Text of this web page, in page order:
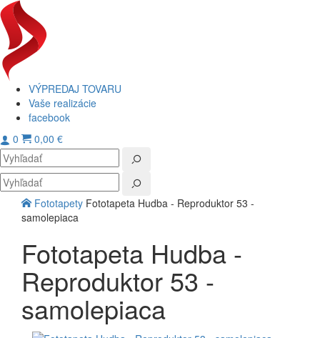
VÝPREDAJ TOVARU
Vaše realizácie
facebook
0 0,00 €
Fototapety Fototapeta Hudba - Reproduktor 53 -
samolepiaca
Fototapeta Hudba -
Reproduktor 53 -
samolepiaca